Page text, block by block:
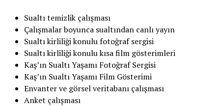
Sualtı temizlik çalışması
Çalışmalar boyunca sualtından canlı yayın
Sualtı kirliliği konulu fotoğraf sergisi
Sualtı kirliliği konulu kısa film gösterimleri
Kaş’ın Sualtı Yaşamı Fotoğraf Sergisi
Kaş’ın Sualtı Yaşamı Film Gösterimi
Envanter ve görsel veritabanı çalışması
Anket çalışması